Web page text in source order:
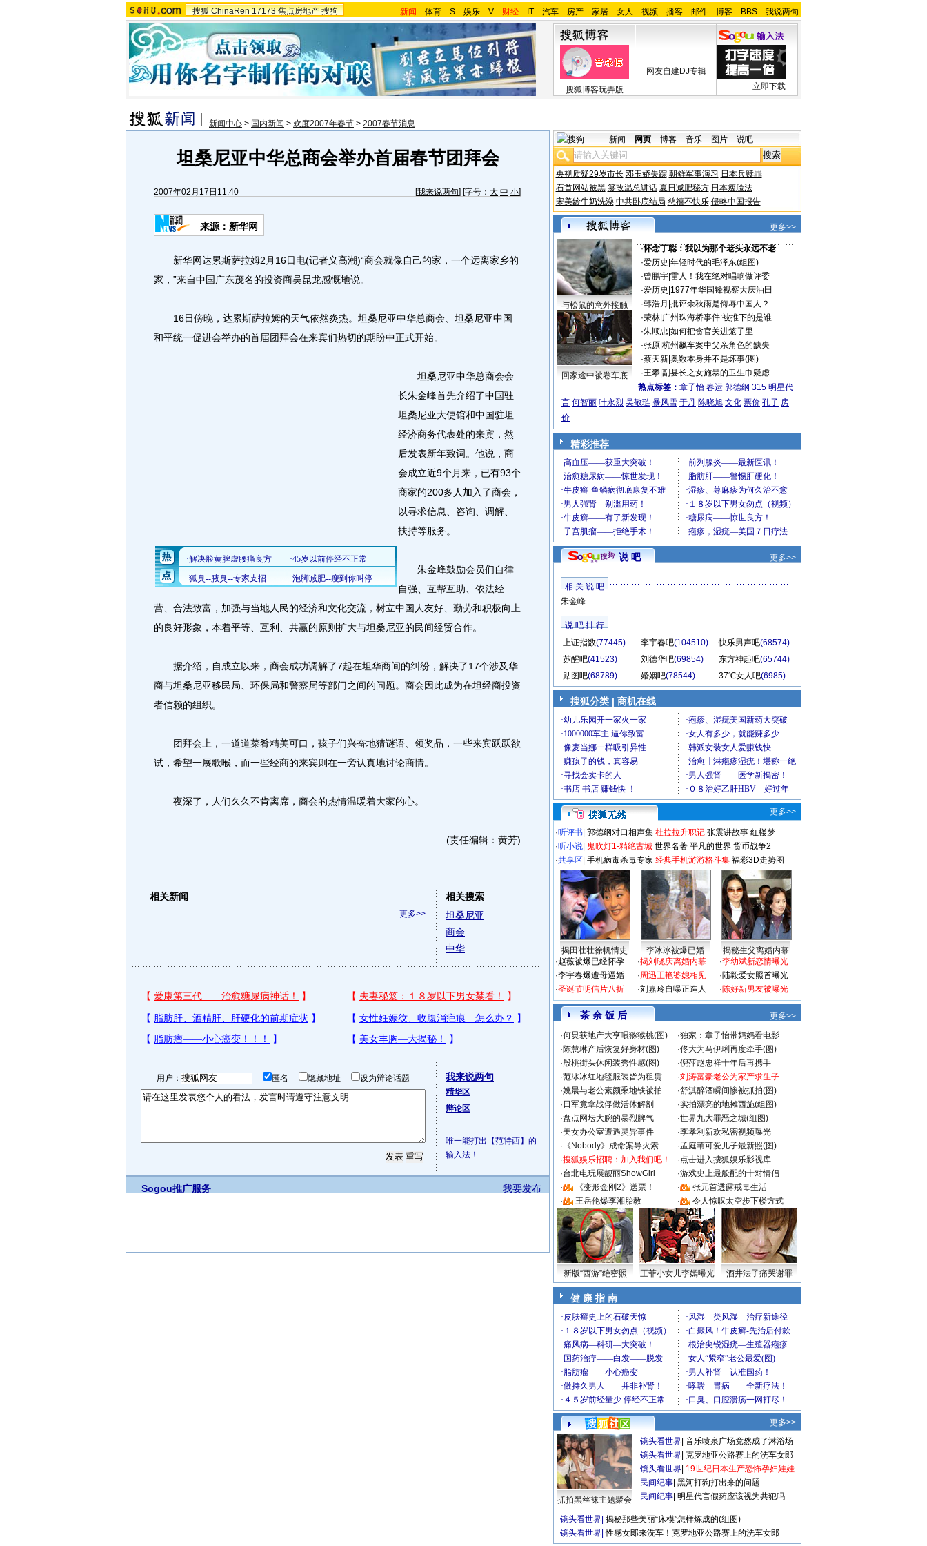
搜狐 ChinaRen 17173 焦点房地产 搜狗 新闻 - 体育 - S - 娱乐 - V - 财经 - IT - 汽车 - 房产 - 家居 - 女人 - 视频 - 播客 - 邮件 - 博客 - BBS - 我说两句
搜狐博客玩弄版
网友自建DJ专辑
立即下载
新闻中心 > 国内新闻 > 欢度2007年春节 > 2007春节消息
坦桑尼亚中华总商会举办首届春节团拜会
2007年02月17日11:40 [我来说两句] [字号： 大 中 小]
来源：新华网
新华网达累斯萨拉姆2月16日电(记者义高潮)“商会就像自己的家，一个远离家乡的
家，”来自中国广东茂名的投资商吴昆龙感慨地说。
16日傍晚，达累斯萨拉姆的天气依然炎热。坦桑尼亚中华总商会、坦桑尼亚中国
和平统一促进会举办的首届团拜会在来宾们热切的期盼中正式开始。
坦桑尼亚中华总商会会
长朱金峰首先介绍了中国驻
坦桑尼亚大使馆和中国驻坦
经济商务代表处的来宾，然
后发表新年致词。他说，商
会成立近9个月来，已有93个
商家的200多人加入了商会，
以寻求信息、咨询、调解、
扶持等服务。
朱金峰鼓励会员们自律
自强、互帮互助、依法经
营、合法致富，加强与当地人民的经济和文化交流，树立中国人友好、勤劳和积极向上
的良好形象，本着平等、互利、共赢的原则扩大与坦桑尼亚的民间经贸合作。
据介绍，自成立以来，商会成功调解了7起在坦华商间的纠纷，解决了17个涉及华
商与坦桑尼亚移民局、环保局和警察局等部门之间的问题。商会因此成为在坦经商投资
者信赖的组织。
团拜会上，一道道菜肴精美可口，孩子们兴奋地猜谜语、领奖品，一些来宾跃跃欲
试，希望一展歌喉，而一些经商的来宾则在一旁认真地讨论商情。
夜深了，人们久久不肯离席，商会的热情温暖着大家的心。
(责任编辑：黄芳)
相关新闻
更多>>
相关搜索
坦桑尼亚
商会
中华
用户： 匿名 隐藏地址 设为辩论话题 我来说两句
精华区
辩论区
唯一能打出【范特西】的
输入法！
我要发布
Sogou推广服务
新闻 网页 博客 音乐 图片 说吧
央视质疑29岁市长 邓玉娇失踪 朝鲜军事演习 日本兵赎罪
石首网站被黑 篡改温总讲话 夏日减肥秘方 日本瘦脸法
宋美龄牛奶洗澡 中共卧底结局 慈禧不快乐 侵略中国报告
更多>>
与松鼠的意外接触
回家途中被卷车底
·怀念丁聪：我以为那个老头永远不老
·爱历史 年轻时代的毛泽东(组图)
·曾鹏宇| 雷人！我在绝对唱响做评委
·爱历史 1977年华国锋视察大庆油田
·韩浩月 批评余秋雨是侮辱中国人？
·荣林| 广州珠海桥事件:被推下的是谁
·朱顺忠 如何把贪官关进笼子里
·张原| 杭州飙车案中父亲角色的缺失
·蔡天新| 奥数本身并不是坏事(图)
·王攀| 副县长之女施暴的卫生巾疑虑
热点标签： 章子怡 春运 郭德纲 315 明星代
言 何智丽 叶永烈 吴敬琏 暴风雪 于丹 陈晓旭 文化 票价 孔子 房
价
精彩推荐
说 吧 更多>>
相 关 说 吧
朱金峰
说 吧 排 行
上证指数(77445) 李宇春吧(104510) 快乐男声吧(68574)
苏醒吧(41523) 刘德华吧(69854) 东方神起吧(65744)
贴图吧(68789) 婚姻吧(78544) 37℃女人吧(6985)
搜狐分类 | 商机在线
更多>>
·听评书 郭德纲对口相声集 杜拉拉升职记 张震讲故事 红楼梦
·听小说 鬼吹灯1-精绝古城 世界名著 平凡的世界 货币战争2
·共享区 手机病毒杀毒专家 经典手机游游格斗集 福彩3D走势图
揭田壮壮徐帆情史 李冰冰被爆已婚
揭秘生父离婚内幕
·赵薇被爆已经怀孕
·李宇春爆遭母逼婚
·圣诞节明信片八折
·揭刘晓庆离婚内幕
·周迅王艳婆媳相见
·刘嘉玲自曝正造人
·李幼斌新恋情曝光
·陆毅爱女照首曝光
·陈好新男友被曝光
茶 余 饭 后
更多>>
·何炅获地产大亨喂猕猴桃(图) ·独家：章子怡带妈妈看电影
·陈慧琳产后恢复好身材(图) ·佟大为马伊琍再度牵手(图)
·殷桃街头休闲装秀性感(图) ·倪萍赵忠祥十年后再携手
·范冰冰红地毯服装皆为租赁 ·刘涛富豪老公为家产求生子
·姚晨与老公素颜乘地铁被拍 ·舒淇醉酒瞬间惨被抓拍(图)
· 日军竟拿战俘做活体解剖 ·实拍漂亮的地摊西施(组图)
·盘点网坛大腕的暴烈脾气 ·世界九大罪恶之城(组图)
·美女办公室遭遇灵异事件 ·李孝利新欢私密视频曝光
· 《Nobody》成命案导火索 ·孟庭苇可爱儿子最新照(图)
·搜狐娱乐招聘：加入我们吧！ ·点击进入搜狐娱乐影视库
·台北电玩展靓丽ShowGirl ·游戏史上最般配的十对情侣
·
《变形金刚2》送票！ ·
张元首透露戒毒生活
·
王岳伦爆李湘胎教 · 令人惊叹太空步下楼方式
新版“西游”绝密照 王菲小女儿李嫣曝光 酒井法子痛哭谢罪
健 康 指 南
更多>>
抓拍黑丝袜主题聚会
镜头看世界 音乐喷泉广场竟然成了淋浴场
镜头看世界 克罗地亚公路赛上的洗车女郎
镜头看世界 19世纪日本生产恐怖孕妇娃娃
民间纪事 黑河打狗打出来的问题
民间纪事 明星代言假药应该视为共犯吗
镜头看世界 揭秘那些美丽“床模”怎样炼成的(组图)
镜头看世界 性感女郎来洗车！克罗地亚公路赛上的洗车女郎